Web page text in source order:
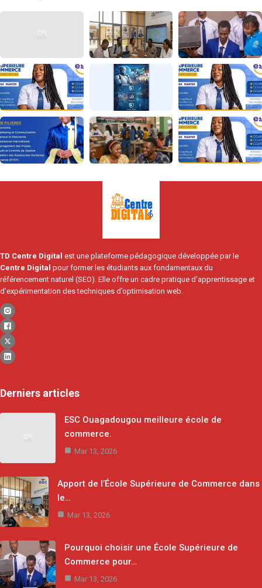
TD Centre Digital est une plateforme pédagogique développée par le
Centre Digital pour former les étudiants aux fondamentaux du
référencement naturel (SEO). Elle offre un cadre pratique d’apprentissage et
d’expérimentation des techniques d’optimisation web.
Derniers articles
ESC Ouagadougou meilleure école de
commerce.
Mar 13, 2026
Apport de l’École Supérieure de Commerce dans
le…
Mar 13, 2026
Pourquoi choisir une École Supérieure de
Commerce pour…
Mar 13, 2026